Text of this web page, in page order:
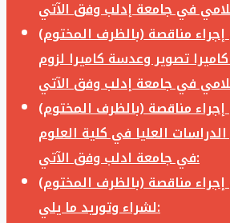
مناقصة (بالظرف المختوم)
تصوير وعدسة كاميرا لزوم
مناقصة (بالظرف المختوم)
العليا في كلية العلوم
في جامعة ادلب وفق الآتي:
مناقصة (بالظرف المختوم)
لشراء وتوريد ما يلي: